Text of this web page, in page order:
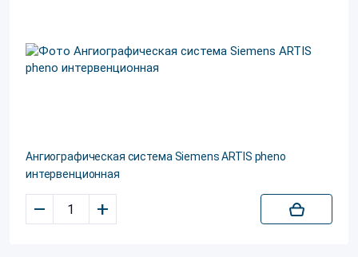
Ангиографическая система Siemens ARTIS pheno
интервенционная
– +